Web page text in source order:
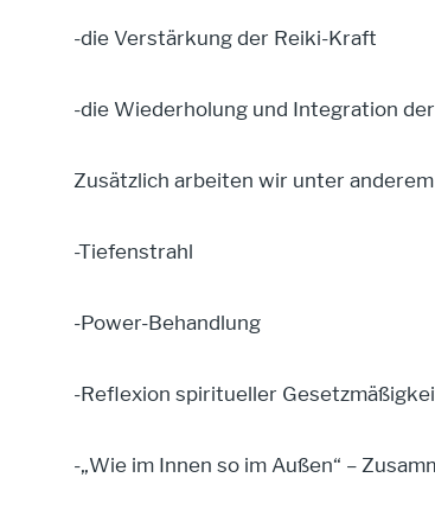
-die Verstärkung der Reiki-Kraft
-die Wiederholung und Integration
Zusätzlich arbeiten wir unter
-Tiefenstrahl
-Power-Behandlung
-Reflexion spiritueller
-„Wie im Innen so im Außen“ –